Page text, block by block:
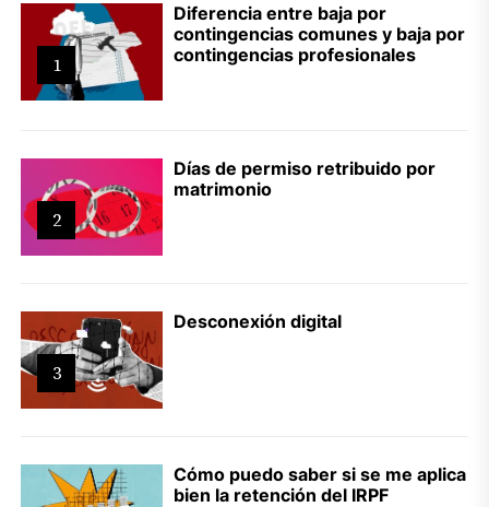
1
Diferencia entre baja por
contingencias comunes y baja por
contingencias profesionales
2
Días de permiso retribuido por
matrimonio
3
Desconexión digital
Cómo puedo saber si se me aplica
bien la retención del IRPF